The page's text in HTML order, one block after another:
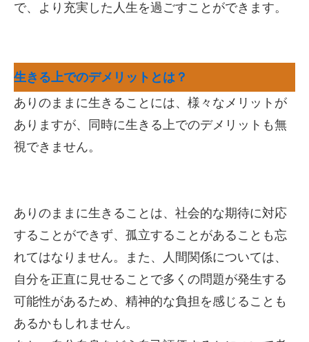
で、より充実した人生を過ごすことができます。
生きる上でのデメリットとは？
ありのままに生きることには、様々なメリットが
ありますが、同時に生きる上でのデメリットも無
視できません。
ありのままに生きることは、社会的な期待に対応
することができず、孤立することがあることも忘
れてはなりません。また、人間関係については、
自分を正直に見せることで多くの問題が発生する
可能性があるため、精神的な負担を感じることも
あるかもしれません。